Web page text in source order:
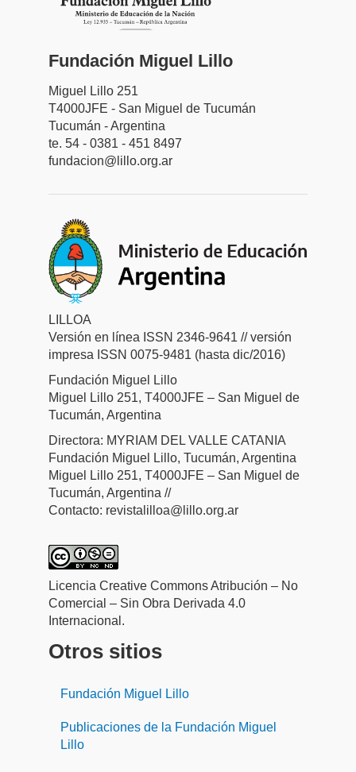
Fundación Miguel Lillo
Miguel Lillo 251
T4000JFE - San Miguel de Tucumán
Tucumán - Argentina
te. 54 - 0381 - 451 8497
fundacion@lillo.org.ar
LILLOA
Versión en línea ISSN 2346-9641 // versión
impresa ISSN 0075-9481 (hasta dic/2016)
Fundación Miguel Lillo
Miguel Lillo 251, T4000JFE – San Miguel de
Tucumán, Argentina
Directora: MYRIAM DEL VALLE CATANIA
Fundación Miguel Lillo, Tucumán, Argentina
Miguel Lillo 251, T4000JFE – San Miguel de
Tucumán, Argentina //
Contacto: revistalilloa@lillo.org.ar
Licencia Creative Commons Atribución – No
Comercial – Sin Obra Derivada 4.0
Internacional.
Otros sitios
Fundación Miguel Lillo
Publicaciones de la Fundación Miguel
Lillo